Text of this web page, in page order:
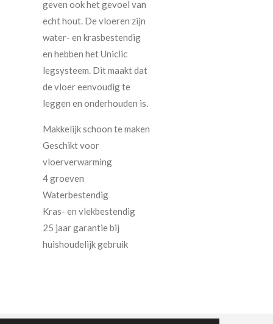
geven ook het gevoel van
echt hout. De vloeren zijn
water- en krasbestendig
en hebben het Uniclic
legsysteem. Dit maakt dat
de vloer eenvoudig te
leggen en onderhouden is.
Makkelijk schoon te maken
Geschikt voor
vloerverwarming
4 groeven
Waterbestendig
Kras- en vlekbestendig
25 jaar garantie bij
huishoudelijk gebruik